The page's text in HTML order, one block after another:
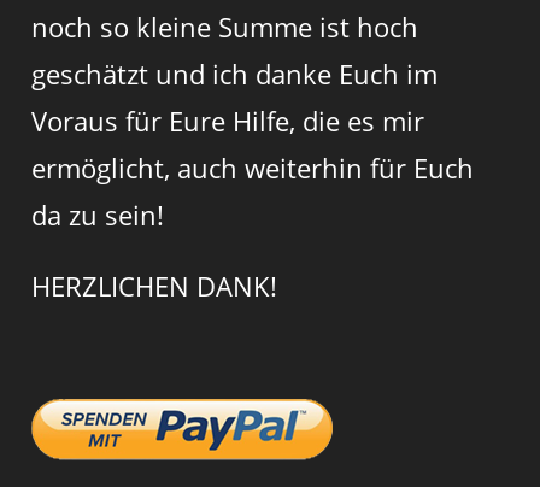
noch so kleine Summe ist hoch
geschätzt und ich danke Euch im
Voraus für Eure Hilfe, die es mir
ermöglicht, auch weiterhin für Euch
da zu sein!
HERZLICHEN DANK!